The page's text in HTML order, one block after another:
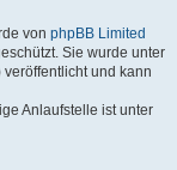
von phpBB Limited
Sie wurde unter
und kann
Anlaufstelle ist unter